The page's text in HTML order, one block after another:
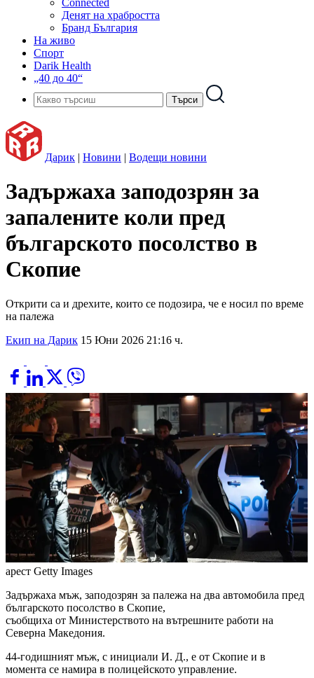
Connected
Денят на храбростта
Бранд България
На живо
Спорт
Darik Health
„40 до 40“
Дарик | Новини | Водещи новини
Задържаха заподозрян за
запалените коли пред
българското посолство в
Скопие
Открити са и дрехите, които се подозира, че е носил по време
на палежа
Екип на Дарик 15 Юни 2026 21:16 ч.
арест Getty Images
Задържаха мъж, заподозрян за палежа на два автомобила пред
българското посолство в Скопие,
съобщиха от Министерството на вътрешните работи на
Северна Македония.
44-годишният мъж, с инициали И. Д., е от Скопие и в
момента се намира в полицейското управление.